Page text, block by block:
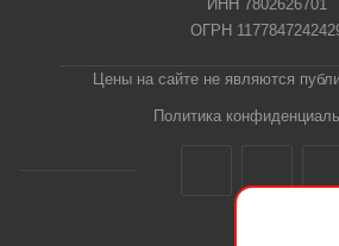
ИНН 7802626701
ОГРН
Цены на сайте не являются
Политика